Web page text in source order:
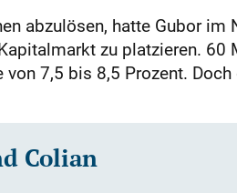
abzulösen, hatte Gubor
zu platzieren.
7,5 bis 8,5 Prozent.
Colian